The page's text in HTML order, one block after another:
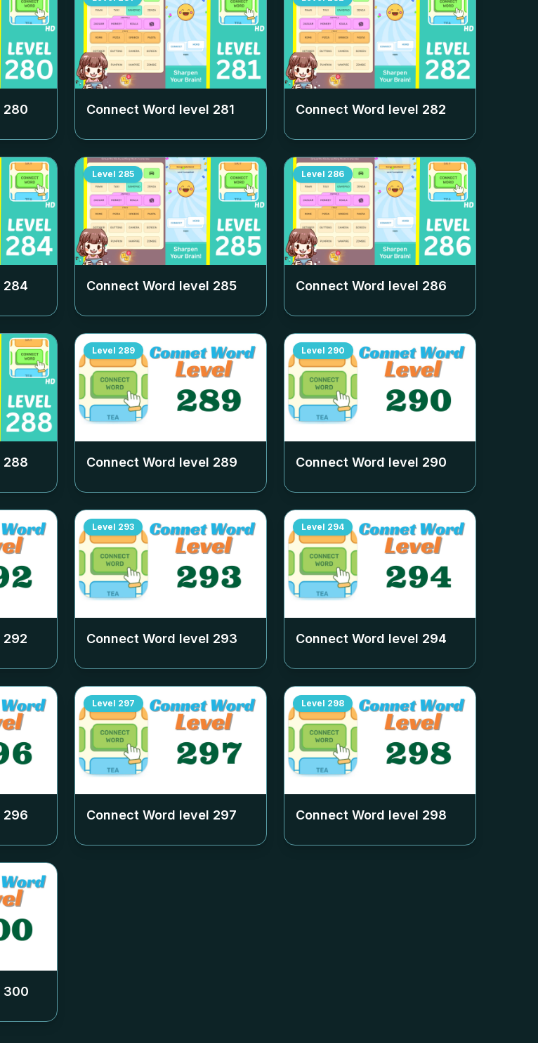
280 Connect Word level 281 Connect Word level 282
284
Level 285
Connect Word level 285
Level 286
Connect Word level 286
288
Level 289
Connect Word level 289
Level 290
Connect Word level 290
292
Level 293
Connect Word level 293
Level 294
Connect Word level 294
296
Level 297
Connect Word level 297
Level 298
Connect Word level 298
300